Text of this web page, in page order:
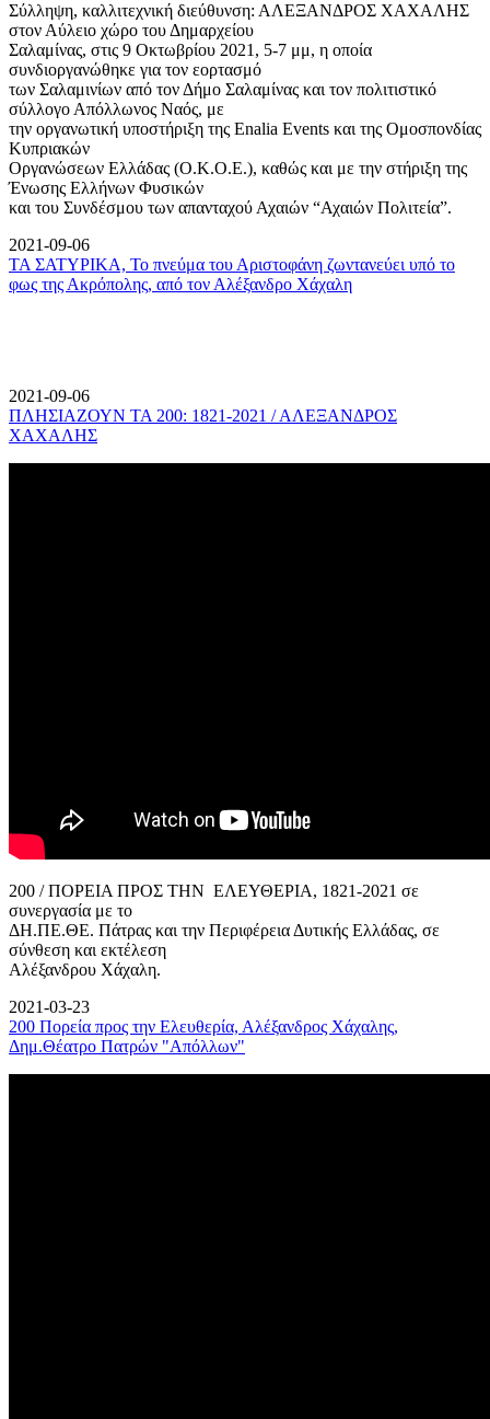
Σύλληψη, καλλιτεχνική διεύθυνση: ΑΛΕΞΑΝΔΡΟΣ ΧΑΧΑΛΗΣ
στον Αύλειο χώρο του Δημαρχείου
Σαλαμίνας, στις 9 Οκτωβρίου 2021, 5-7 μμ, η οποία
συνδιοργανώθηκε για τον εορτασμό
των Σαλαμινίων από τον Δήμο Σαλαμίνας και τον πολιτιστικό
σύλλογο Απόλλωνος Ναός, με
την οργανωτική υποστήριξη της Enalia Events και της Ομοσπονδίας
Κυπριακών
Οργανώσεων Ελλάδας (Ο.Κ.Ο.Ε.), καθώς και με την στήριξη της
Ένωσης Ελλήνων Φυσικών
και του Συνδέσμου των απανταχού Αχαιών “Αχαιών Πολιτεία”.
2021-09-06
ΤΑ ΣΑΤΥΡΙΚΑ, Το πνεύμα του Αριστοφάνη ζωντανεύει υπό το
φως της Ακρόπολης, από τον Αλέξανδρο Χάχαλη
2021-09-06
ΠΛΗΣΙΑΖΟΥΝ ΤΑ 200: 1821-2021 / ΑΛΕΞΑΝΔΡΟΣ
ΧΑΧΑΛΗΣ
200 / ΠΟΡΕΙΑ ΠΡΟΣ ΤΗΝ ΕΛΕΥΘΕΡΙΑ, 1821-2021 σε
συνεργασία με το
ΔΗ.ΠΕ.ΘΕ. Πάτρας και την Περιφέρεια Δυτικής Ελλάδας, σε
σύνθεση και εκτέλεση
Αλέξανδρου Χάχαλη.
2021-03-23
200 Πορεία προς την Ελευθερία, Αλέξανδρος Χάχαλης,
Δημ.Θέατρο Πατρών "Απόλλων"